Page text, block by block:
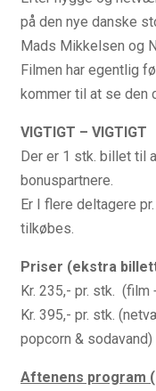
på den nye danske
Mads Mikkelsen og
Filmen har egentlig
kommer til at se den
VIGTIGT – VIGTIGT
Der er 1 stk. billet til
bonuspartnere.
Er I flere deltagere
tilkøbes.
Priser (ekstra
Kr. 235,- pr. stk. (film
Kr. 395,- pr. stk.
popcorn & sodavand)
Aftenens program